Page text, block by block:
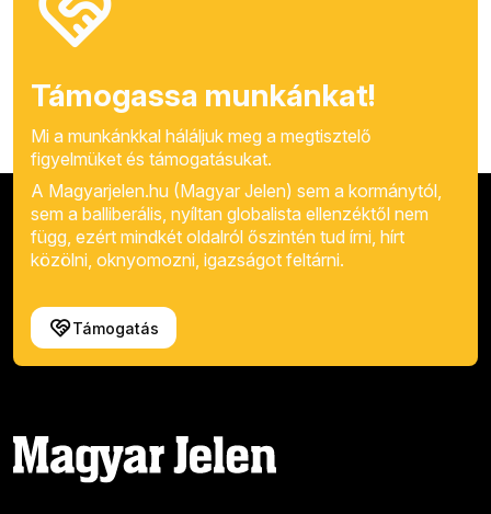
Támogassa munkánkat!
Mi a munkánkkal háláljuk meg a megtisztelő
figyelmüket és támogatásukat.
A Magyarjelen.hu (Magyar Jelen) sem a kormánytól,
sem a balliberális, nyíltan globalista ellenzéktől nem
függ, ezért mindkét oldalról őszintén tud írni, hírt
közölni, oknyomozni, igazságot feltárni.
Támogatás